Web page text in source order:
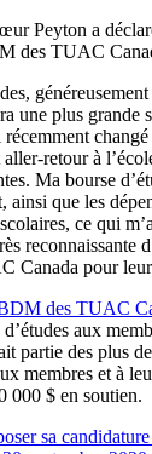
Peyton a
des TUAC
une plus grande
récemment
retour à
Ma bourse
ainsi que les
ce qui
reconnaissante
Canada pour
des TUAC
aux
partie des plus
membres et à
000 $ en soutien.
sa